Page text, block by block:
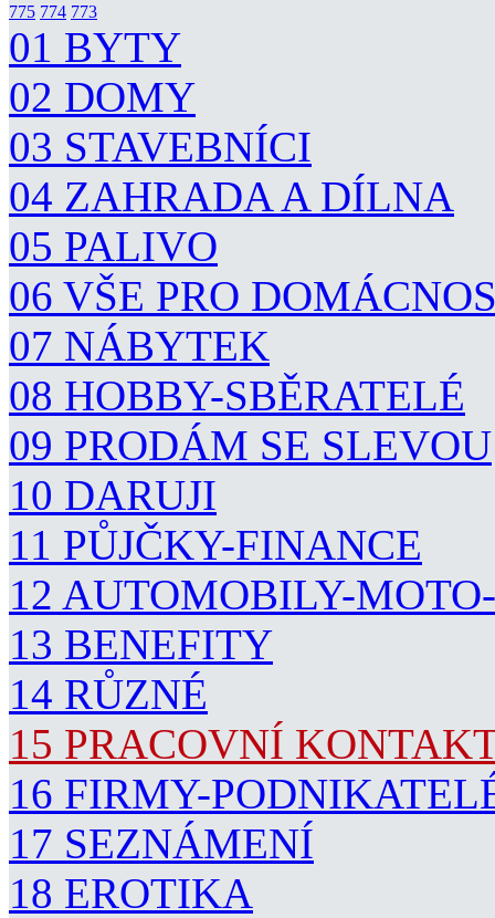
775 774 773
01 BYTY
02 DOMY
03 STAVEBNÍCI
04 ZAHRADA A DÍLNA
05 PALIVO
06 VŠE PRO
07 NÁBYTEK
08 HOBBY-SBĚRATELÉ
09 PRODÁM SE SLEVOU
10 DARUJI
11 PŮJČKY-FINANCE
12 AUTOMOBILY-
13 BENEFITY
14 RŮZNÉ
15 PRACOVNÍ
16 FIRMY-
17 SEZNÁMENÍ
18 EROTIKA